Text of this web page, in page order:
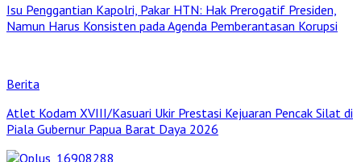
Isu Penggantian Kapolri, Pakar HTN: Hak Prerogatif Presiden,
Namun Harus Konsisten pada Agenda Pemberantasan Korupsi
Berita
Atlet Kodam XVIII/Kasuari Ukir Prestasi Kejuaran Pencak Silat di
Piala Gubernur Papua Barat Daya 2026